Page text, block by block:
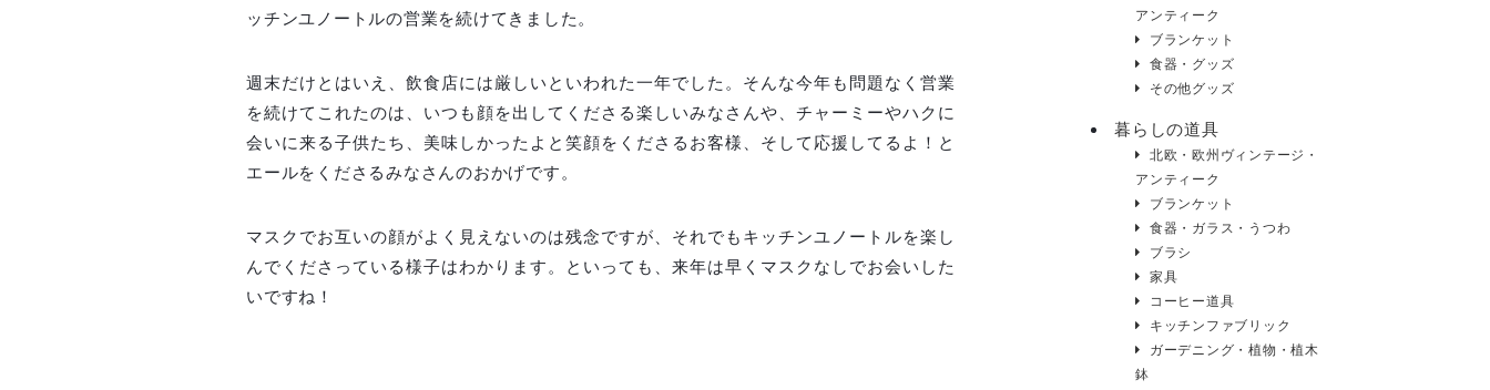
ッチンユノートルの営業を続けてきました。
週末だけとはいえ、飲食店には厳しいといわれた一年でした。そんな今年も問題なく営業
を続けてこれたのは、いつも顔を出してくださる楽しいみなさんや、チャーミーやハクに
会いに来る子供たち、美味しかったよと笑顔をくださるお客様、そして応援してるよ！と
エールをくださるみなさんのおかげです。
マスクでお互いの顔がよく見えないのは残念ですが、それでもキッチンユノートルを楽し
んでくださっている様子はわかります。といっても、来年は早くマスクなしでお会いした
いですね！
アンティーク
ブランケット
食器・グッズ
その他グッズ
暮らしの道具
北欧・欧州ヴィンテージ・
アンティーク
ブランケット
食器・ガラス・うつわ
ブラシ
家具
コーヒー道具
キッチンファブリック
ガーデニング・植物・植木
鉢